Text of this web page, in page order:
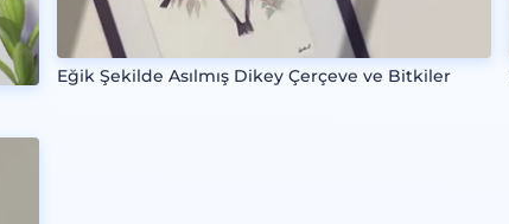
Eğik Şekilde Asılmış Dikey Çerçeve ve Bitkiler